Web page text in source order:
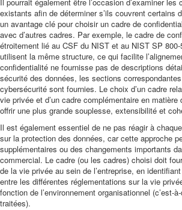
existants afin de déterminer s’ils couvrent certains
un avantage clé pour choisir un cadre de
avec d’autres cadres. Par exemple, le cadre de
étroitement lié au CSF du NIST et au NIST SP
utilisent la même structure, ce qui facilite
confidentialité ne fournisse pas de descriptions
sécurité des données, les sections
cybersécurité sont fournies. Le choix d’un cadre
vie privée et d’un cadre complémentaire en
offrir une plus grande souplesse, extensibilité et
Il est également essentiel de ne pas réagir à
sur la protection des données, car cette approche
supplémentaires ou des changements importants
commercial. Le cadre (ou les cadres) choisi doit
de la vie privée au sein de l’entreprise, en
entre les différentes réglementations sur la vie
fonction de l’environnement organisationnel (c’est-
traitées).